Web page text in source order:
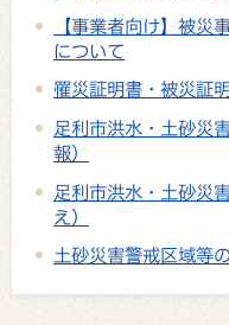
【事業者向け】被災
について
罹災証明書・被災証
足利市洪水・土砂災
報）
足利市洪水・土砂災
え）
土砂災害警戒区域等